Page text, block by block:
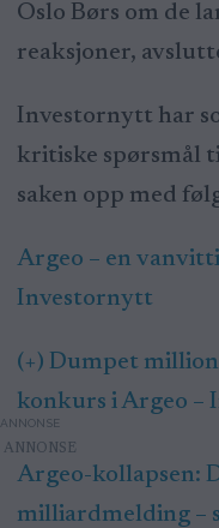
Oslo Børs om de
reaksjoner,
Investornytt har
kritiske spørsmål
saken opp med
Argeo – en
Investornytt
(+) Dumpet
konkurs i Argeo –
ANNONSE
Argeo-kollapsen:
milliardmelding –